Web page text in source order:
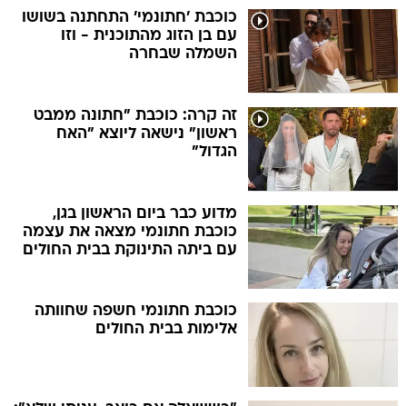
כוכבת 'חתונמי' התחתנה בשושו
עם בן הזוג מהתוכנית - וזו
השמלה שבחרה
זה קרה: כוכבת "חתונה ממבט
ראשון" נישאה ליוצא "האח
הגדול"
מדוע כבר ביום הראשון בגן,
כוכבת חתונמי מצאה את עצמה
עם ביתה התינוקת בבית החולים
כוכבת חתונמי חשפה שחוותה
אלימות בבית החולים